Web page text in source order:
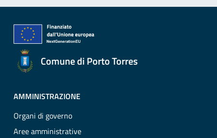
Comune di Porto Torres
AMMINISTRAZIONE
Organi di governo
Aree amministrative